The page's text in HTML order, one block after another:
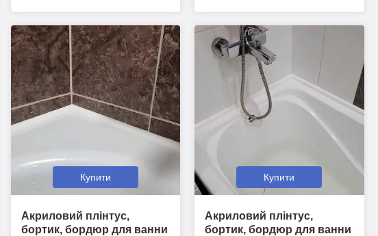
Купити
Акриловий плінтус,
бортик, бордюр для ванни
Купити
Акриловий плінтус,
бортик, бордюр для ванни